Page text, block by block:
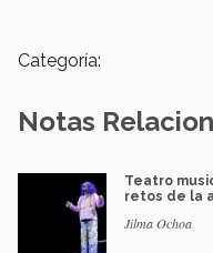
Categoría:
Notas
Teatro
retos de la
Jilma Ochoa